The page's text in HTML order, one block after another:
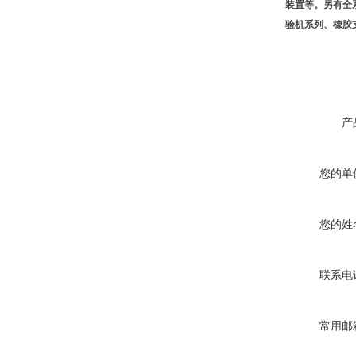
装置等。另有全
验机系列、橡胶
产
您的单
您的姓
联系电
常用邮